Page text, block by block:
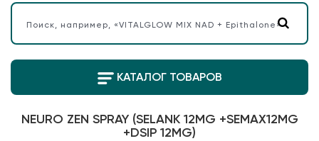
КАТАЛОГ ТОВАРОВ
NEURO ZEN SPRAY (SELANK 12MG +SEMAX12MG
+DSIP 12MG)